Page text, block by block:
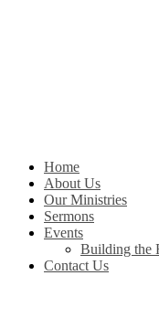
Home
About Us
Our Ministries
Sermons
Events
Building the
Contact Us